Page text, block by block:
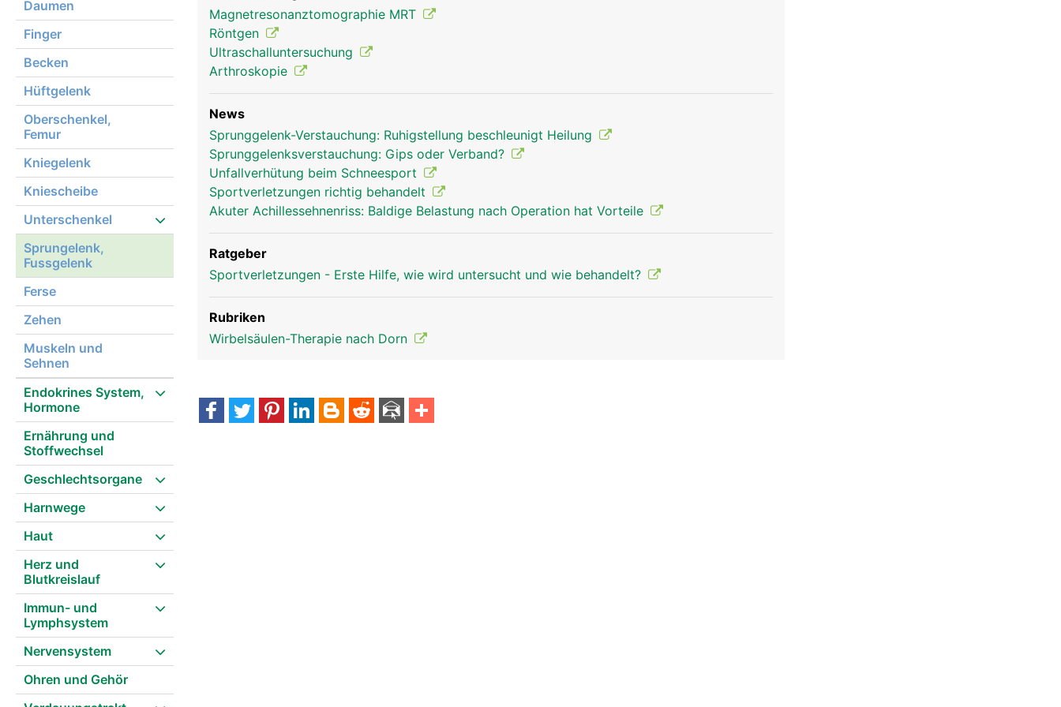
Daumen
Finger
Becken
Hüftgelenk
Oberschenkel,
Femur
Kniegelenk
Kniescheibe
Unterschenkel
Sprungelenk,
Fussgelenk
Ferse
Zehen
Muskeln und
Sehnen
Endokrines System,
Hormone
Ernährung und
Stoffwechsel
Geschlechtsorgane
Harnwege
Haut
Herz und
Blutkreislauf
Immun- und
Lymphsystem
Nervensystem
Ohren und Gehör
Sprunggelenk Frau
Magnetresonanztomographie MRT
Röntgen
Ultraschalluntersuchung
Arthroskopie
News
Sprunggelenk-Verstauchung: Ruhigstellung beschleunigt Heilung
Sprunggelenksverstauchung: Gips oder Verband?
Unfallverhütung beim Schneesport
Sportverletzungen richtig behandelt
Akuter Achillessehnenriss: Baldige Belastung nach Operation hat Vorteile
Ratgeber
Sportverletzungen - Erste Hilfe, wie wird untersucht und wie behandelt?
Rubriken
Wirbelsäulen-Therapie nach Dorn